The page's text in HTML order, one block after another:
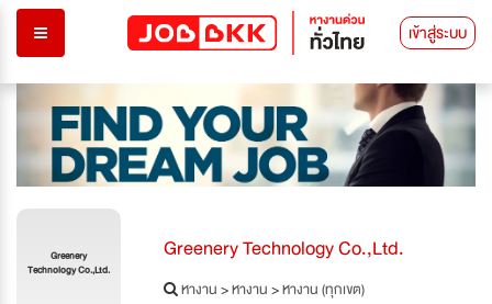
เข้าสู่ระบบ
Greenery
Technology Co.,Ltd.
Greenery Technology Co.,Ltd.
หางาน>หางาน>หางาน (ทุกเขต)